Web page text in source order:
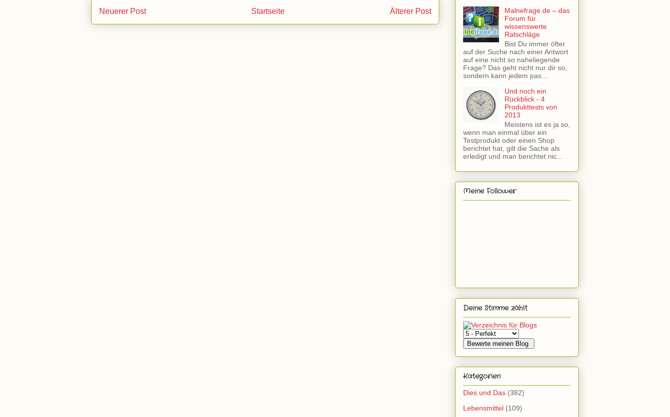
Neuerer Post Älterer Post
Startseite
Malnefrage.de – das
Forum für
wissenswerte
Ratschläge
Bist Du immer öfter
auf der Suche nach einer Antwort
auf eine nicht so naheliegende
Frage? Das geht nicht nur dir so,
sondern kann jedem pas...
Und noch ein
Rückblick - 4
Produkttests von
2013
Meistens ist es ja so,
wenn man einmal über ein
Testprodukt oder einen Shop
berichtet hat, gilt die Sache als
erledigt und man berichtet nic...
Meine Follower
Deine Stimme zählt
Kategorien
Dies und Das (382)
Lebensmittel (109)